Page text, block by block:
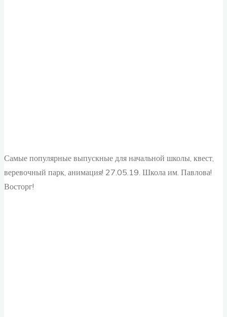
Самые популярные выпускные для начальной школы, квест,
веревочный парк, анимация! 27.05.19. Школа им. Павлова!
Восторг!